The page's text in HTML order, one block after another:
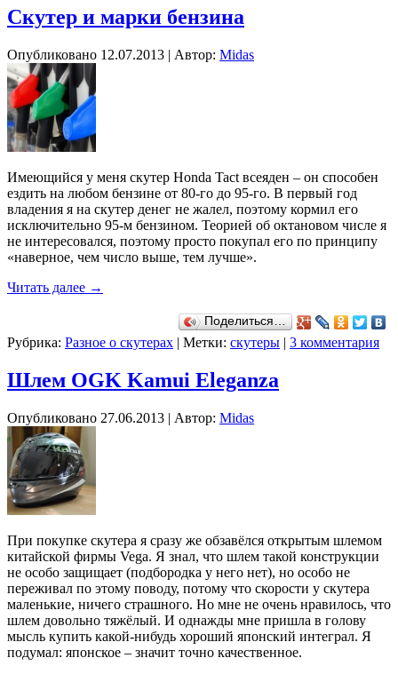
Скутер и марки бензина
Опубликовано 12.07.2013 | Автор: Midas
Имеющийся у меня скутер Honda Tact всеяден – он способен
ездить на любом бензине от 80-го до 95-го. В первый год
владения я на скутер денег не жалел, поэтому кормил его
исключительно 95-м бензином. Теорией об октановом числе я
не интересовался, поэтому просто покупал его по принципу
«наверное, чем число выше, тем лучше».
Читать далее →
Поделиться…
Рубрика: Разное о скутерах | Метки: скутеры | 3 комментария
Шлем OGK Kamui Eleganza
Опубликовано 27.06.2013 | Автор: Midas
При покупке скутера я сразу же обзавёлся открытым шлемом
китайской фирмы Vega. Я знал, что шлем такой конструкции
не особо защищает (подбородка у него нет), но особо не
переживал по этому поводу, потому что скорости у скутера
маленькие, ничего страшного. Но мне не очень нравилось, что
шлем довольно тяжёлый. И однажды мне пришла в голову
мысль купить какой-нибудь хороший японский интеграл. Я
подумал: японское – значит точно качественное.